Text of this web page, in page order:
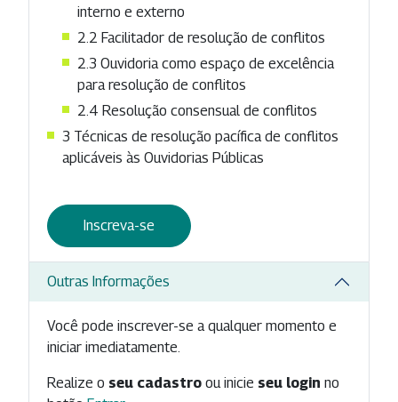
interno e externo
2.2 Facilitador de resolução de conflitos
2.3 Ouvidoria como espaço de excelência
para resolução de conflitos
2.4 Resolução consensual de conflitos
3 Técnicas de resolução pacífica de conflitos
aplicáveis às Ouvidorias Públicas
Inscreva-se
Outras Informações
Você pode inscrever-se a qualquer momento e
iniciar imediatamente.
Realize o seu cadastro ou inicie seu login no